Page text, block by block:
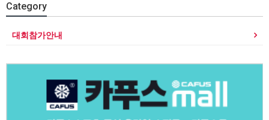
Category
대회참가안내